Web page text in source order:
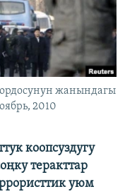
жанындагы
2010
коопсуздугу
теракттар
уюм